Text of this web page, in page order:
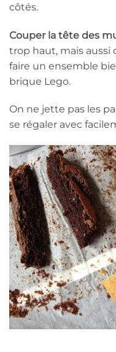
côtés.
Couper la tête des
trop haut, mais aussi
faire un ensemble
brique Lego.
On ne jette pas les
se régaler avec